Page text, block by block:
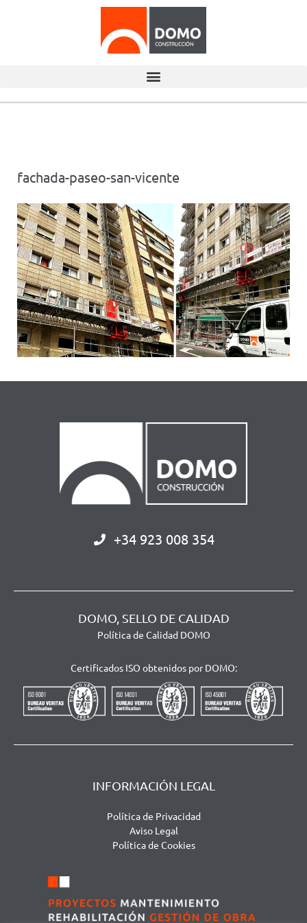
fachada-paseo-san-vicente
+34 923 008 354
DOMO, SELLO DE CALIDAD
Política de Calidad DOMO
Certificados ISO obtenidos por DOMO:
INFORMACIÓN LEGAL
Política de Privacidad
Aviso Legal
Política de Cookies